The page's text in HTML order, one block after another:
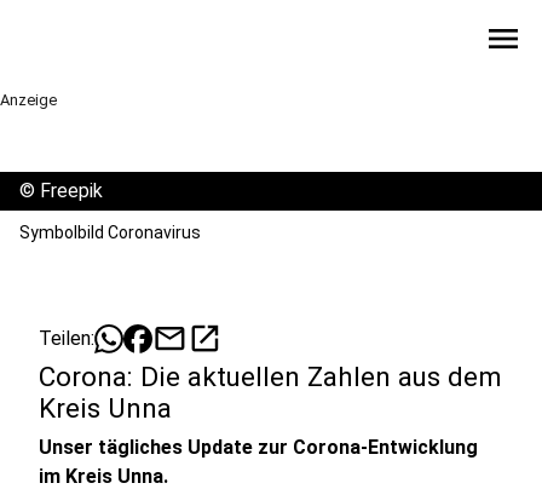
menu
Anzeige
© Freepik
Symbolbild Coronavirus
Teilen: mailopen_in_new
Corona: Die aktuellen Zahlen aus dem
Kreis Unna
Unser tägliches Update zur Corona-Entwicklung
im Kreis Unna.